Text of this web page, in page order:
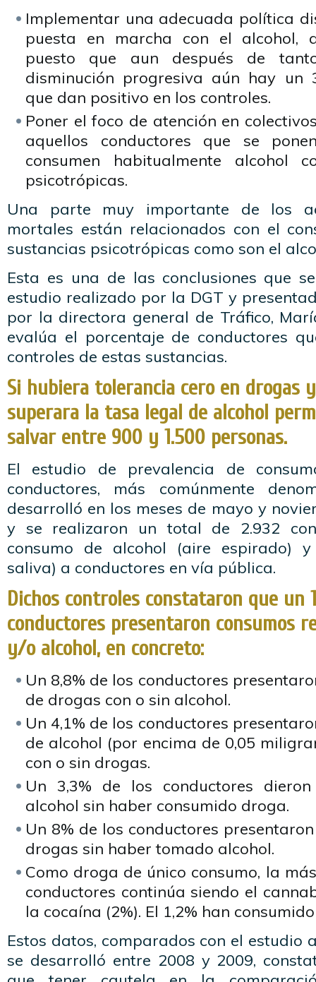
Implementar una adecuada política
puesta en marcha con el alcohol,
puesto que aun después de
disminución progresiva aún hay un
que dan positivo en los controles.
Poner el foco de atención en
aquellos conductores que se
consumen habitualmente alcohol
psicotrópicas.
Una parte muy importante de los
mortales están relacionados con el
sustancias psicotrópicas como son el
Esta es una de las conclusiones que
estudio realizado por la DGT y
por la directora general de Tráfico,
evalúa el porcentaje de conductores
controles de estas sustancias.
Si hubiera tolerancia cero en drogas
superara la tasa legal de alcohol
salvar entre 900 y 1.500 personas.
El estudio de prevalencia de
conductores, más comúnmente
desarrolló en los meses de mayo y
y se realizaron un total de 2.932
consumo de alcohol (aire espirado)
saliva) a conductores en vía pública.
Dichos controles constataron que un
conductores presentaron consumos
y/o alcohol, en concreto:
Un 8,8% de los conductores
de drogas con o sin alcohol.
Un 4,1% de los conductores
de alcohol (por encima de 0,05
con o sin drogas.
Un 3,3% de los conductores
alcohol sin haber consumido droga.
Un 8% de los conductores
drogas sin haber tomado alcohol.
Como droga de único consumo, la
conductores continúa siendo el
la cocaína (2%). El 1,2% han
Estos datos, comparados con el estudio
se desarrolló entre 2008 y 2009,